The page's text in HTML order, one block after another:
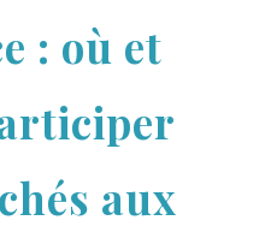
: où et
aux